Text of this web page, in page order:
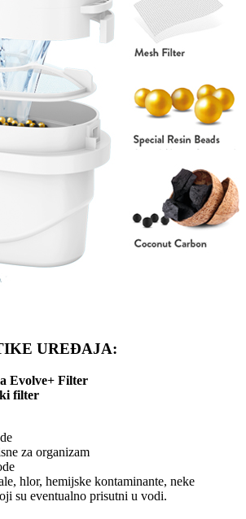
UREĐAJA:
Evolve+ Filter
filter
za organizam
hlor, hemijske kontaminante, neke
su eventualno prisutni u vodi.